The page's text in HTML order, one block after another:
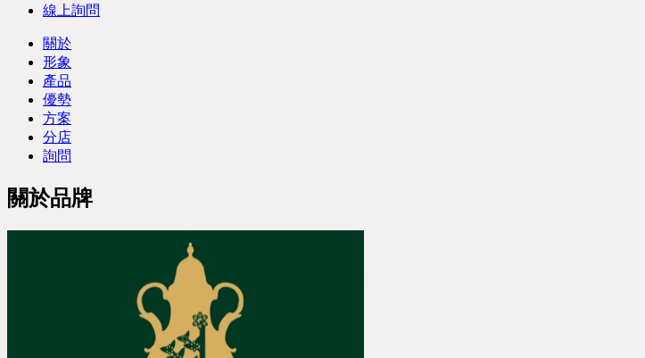
線上詢問
關於
形象
產品
優勢
方案
分店
詢問
關於品牌